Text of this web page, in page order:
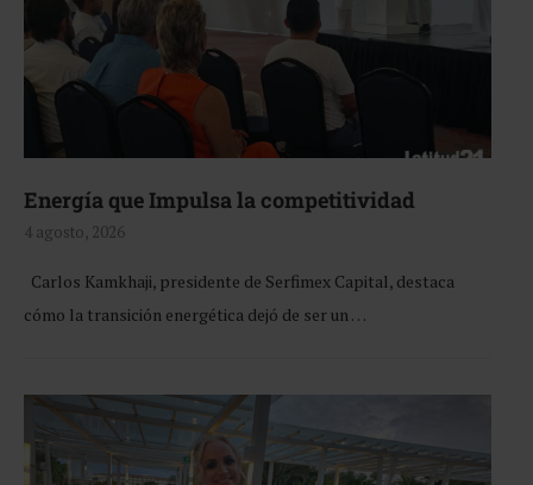
Energía que Impulsa la competitividad
4 agosto, 2026
Carlos Kamkhaji, presidente de Serfimex Capital, destaca
cómo la transición energética dejó de ser un …